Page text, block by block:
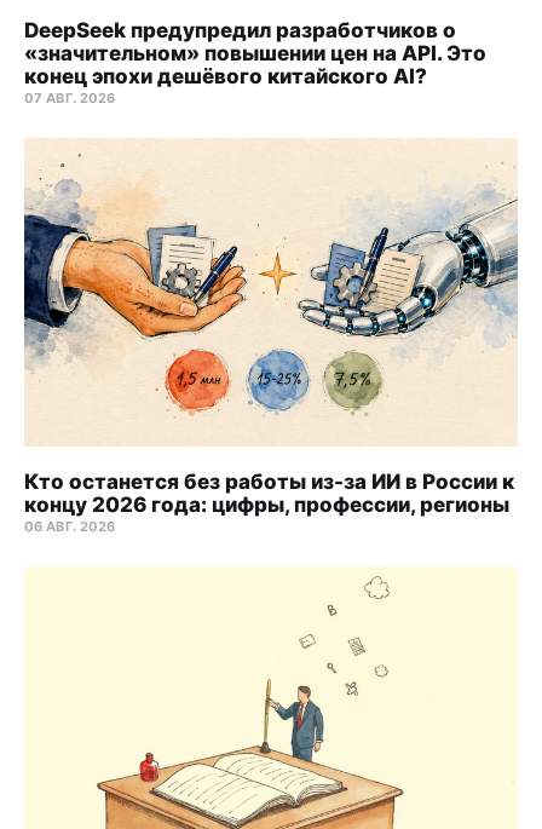
DeepSeek предупредил разработчиков о
«значительном» повышении цен на API. Это
конец эпохи дешёвого китайского AI?
07 АВГ. 2026
Кто останется без работы из-за ИИ в России к
концу 2026 года: цифры, профессии, регионы
06 АВГ. 2026